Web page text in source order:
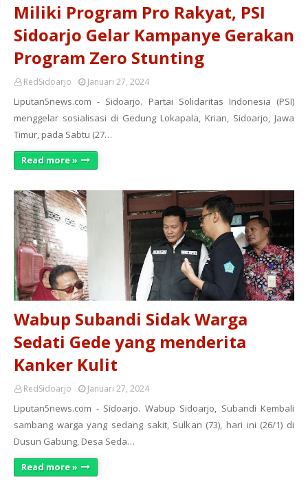
Miliki Program Pro Rakyat, PSI
Sidoarjo Gelar Kampanye Gerakan
Program Zero Stunting
RedSidoarjo Januari 27, 2024
Liputan5news.com - Sidoarjo. Partai Solidaritas Indonesia (PSI)
menggelar sosialisasi di Gedung Lokapala, Krian, Sidoarjo, Jawa
Timur, pada Sabtu (27…
Read more »
Wabup Subandi Sidak Warga
Sedati Gede yang menderita
Kanker Kulit
RedSidoarjo Januari 27, 2024
Liputan5news.com - Sidoarjo. Wabup Sidoarjo, Subandi Kembali
sambang warga yang sedang sakit, Sulkan (73), hari ini (26/1) di
Dusun Gabung, Desa Seda…
Read more »